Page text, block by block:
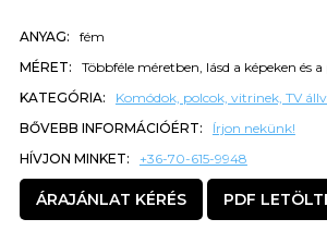
ANYAG:
fém
MÉRET:
Többféle méretben, lásd a képeken és
KATEGÓRIA:
Komódok, polcok, vitrinek, TV
BŐVEBB INFORMÁCIÓÉRT:
Írjon nekünk!
HÍVJON MINKET:
+36-70-615-9948
ÁRAJÁNLAT KÉRÉS PDF